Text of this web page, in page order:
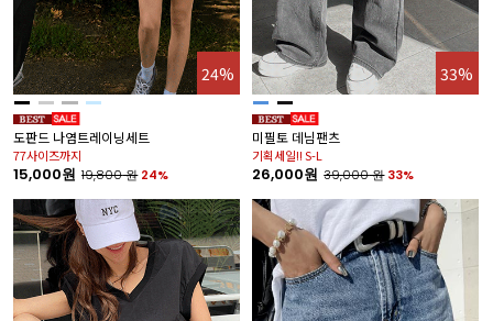
24%
도판드 나염트레이닝세트
77사이즈까지
15,000원 19,800원 24%
33%
미필토 데님팬츠
기획세일!! S-L
26,000원 39,000원 33%